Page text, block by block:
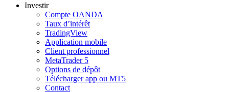
Investir
Compte OANDA
Taux d’intérêt
TradingView
Application mobile
Client professionnel
MetaTrader 5
Options de dépôt
Télécharger app ou MT5
Contact